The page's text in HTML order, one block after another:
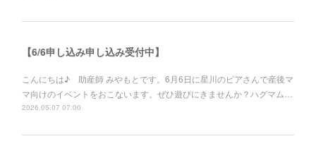
【6/6申し込み申し込み受付中】
こんにちは♪ 助産師 みやもとです。6月6日に星川のピアさんで産後マ
マ向けのイベントをおこないます。ぜひ遊びにきませんか？ハグマム…
2026.05.07 07:00